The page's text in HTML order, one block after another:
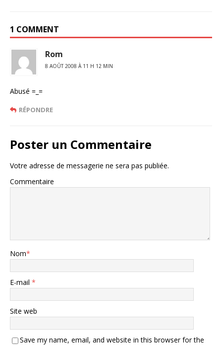
1 COMMENT
Rom
8 AOÛT 2008 À 11 H 12 MIN
Abusé =_=
RÉPONDRE
Poster un Commentaire
Votre adresse de messagerie ne sera pas publiée.
Commentaire
Nom*
E-mail *
Site web
Save my name, email, and website in this browser for the